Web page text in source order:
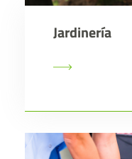
Jardinería